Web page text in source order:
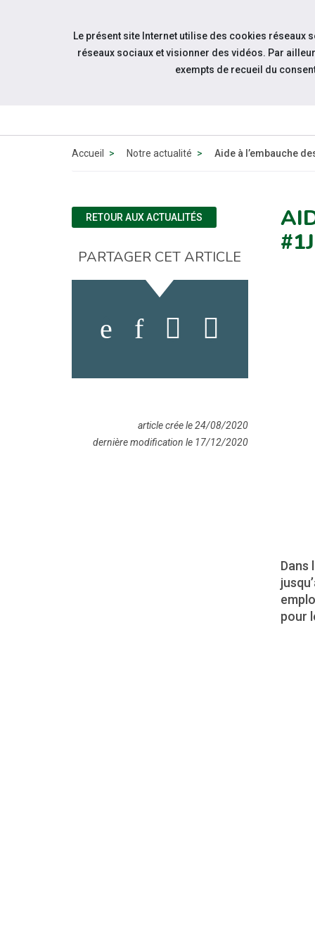
Aller au contenu
Accueil Notre actualité Aide à l’embauche
Dans
pour
RETOUR AUX ACTUALITÉS
PARTAGER CET ARTICLE
article crée le 24/08/2020
dernière modification le 17/12/2020
Le présent site Internet utilise des cookies réseaux
réseaux sociaux et visionner des vidéos. Par
exempts de recueil du